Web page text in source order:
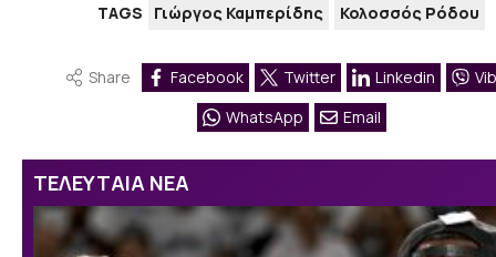
TAGS Γιώργος Καμπερίδης Κολοσσός Ρόδου
Share Facebook Twitter Linkedin
WhatsApp
Email
ΤΕΛΕΥΤΑΙΑ ΝΕΑ